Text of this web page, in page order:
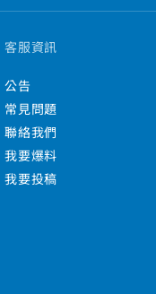
客服資訊
公告
常見問題
聯絡我們
我要爆料
我要投稿